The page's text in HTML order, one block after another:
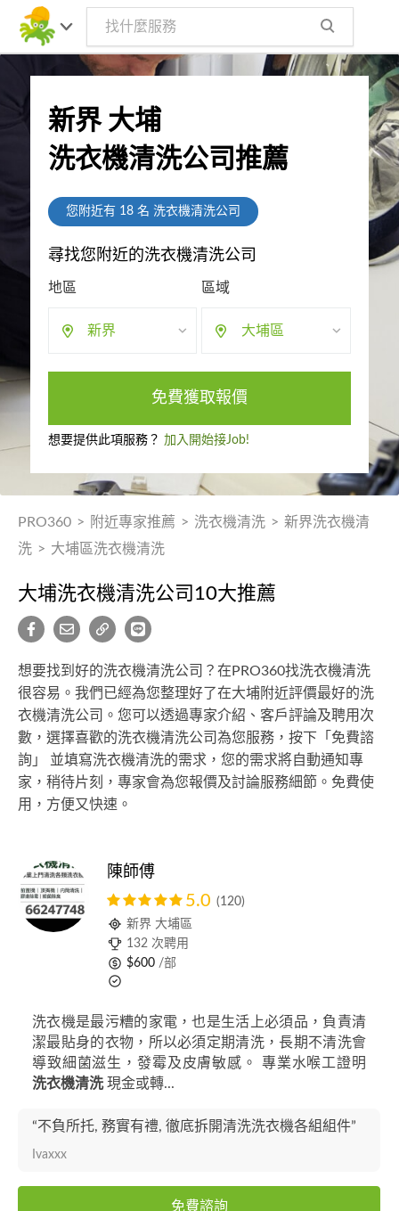
新界 大埔
洗衣機清洗公司推薦
您附近有 18名 洗衣機清洗公司
尋找您附近的洗衣機清洗公司
地區
新界
區域
大埔區
免費獲取報價
想要提供此項服務？ 加入開始接Job!
PRO360 > 附近專家推薦 > 洗衣機清洗 > 新界洗衣機清
洗 > 大埔區洗衣機清洗
大埔洗衣機清洗公司10大推薦
想要找到好的洗衣機清洗公司？在PRO360找洗衣機清洗
很容易。我們已經為您整理好了在大埔附近評價最好的洗
衣機清洗公司。您可以透過專家介紹、客戶評論及聘用次
數，選擇喜歡的洗衣機清洗公司為您服務，按下「免費諮
詢」 並填寫洗衣機清洗的需求，您的需求將自動通知專
家，稍待片刻，專家會為您報價及討論服務細節。免費使
用，方便又快速。
陳師傅
5.0 (120)
新界 大埔區
132 次聘用
$600 /部
洗衣機是最污糟的家電，也是生活上必須品，負責清
潔最貼身的衣物，所以必須定期清洗，長期不清洗會
導致細菌滋生，發霉及皮膚敏感。 專業水喉工證明
洗衣機清洗現金或轉...
“不負所托, 務實有禮, 徹底拆開清洗洗衣機各組組件”
Ivaxxx
免費諮詢